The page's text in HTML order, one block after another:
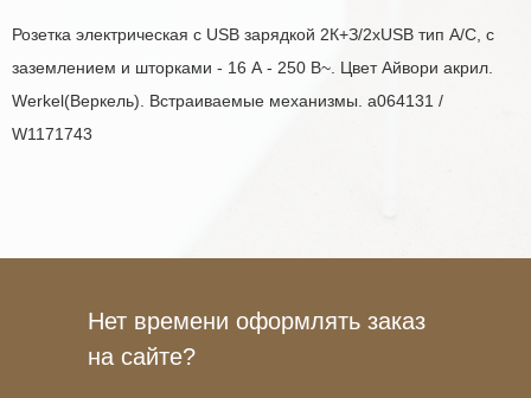
Розетка электрическая с USB зарядкой 2К+З/2хUSB тип А/C, с
заземлением и шторками - 16 А - 250 В~. Цвет Айвори акрил.
Werkel(Веркель). Встраиваемые механизмы. a064131 /
W1171743
Нет времени оформлять заказ
на сайте?